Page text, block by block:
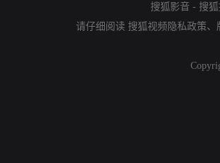
搜狐影音 - 搜
请仔细阅读 搜狐视频隐私政策、